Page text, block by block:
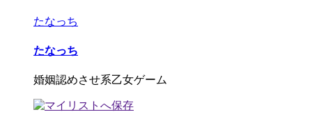
たなっち
たなっち
婚姻認めさせ系乙女ゲーム